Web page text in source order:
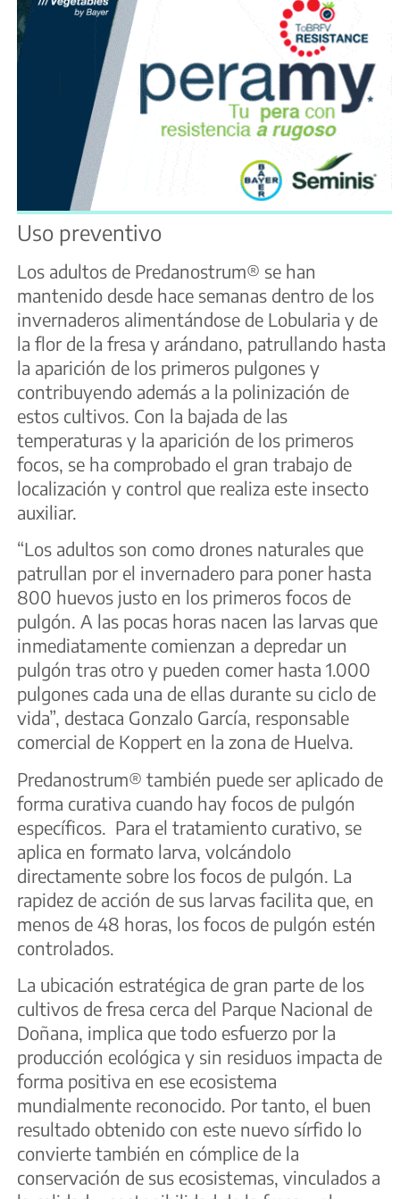
Uso preventivo
Los adultos de Predanostrum® se han
mantenido desde hace semanas dentro de los
invernaderos alimentándose de Lobularia y de
la flor de la fresa y arándano, patrullando hasta
la aparición de los primeros pulgones y
contribuyendo además a la polinización de
estos cultivos. Con la bajada de las
temperaturas y la aparición de los primeros
focos, se ha comprobado el gran trabajo de
localización y control que realiza este insecto
auxiliar.
“Los adultos son como drones naturales que
patrullan por el invernadero para poner hasta
800 huevos justo en los primeros focos de
pulgón. A las pocas horas nacen las larvas que
inmediatamente comienzan a depredar un
pulgón tras otro y pueden comer hasta 1.000
pulgones cada una de ellas durante su ciclo de
vida”, destaca Gonzalo García, responsable
comercial de Koppert en la zona de Huelva.
Predanostrum® también puede ser aplicado de
forma curativa cuando hay focos de pulgón
específicos. Para el tratamiento curativo, se
aplica en formato larva, volcándolo
directamente sobre los focos de pulgón. La
rapidez de acción de sus larvas facilita que, en
menos de 48 horas, los focos de pulgón estén
controlados.
La ubicación estratégica de gran parte de los
cultivos de fresa cerca del Parque Nacional de
Doñana, implica que todo esfuerzo por la
producción ecológica y sin residuos impacta de
forma positiva en ese ecosistema
mundialmente reconocido. Por tanto, el buen
resultado obtenido con este nuevo sírfido lo
convierte también en cómplice de la
conservación de sus ecosistemas, vinculados a